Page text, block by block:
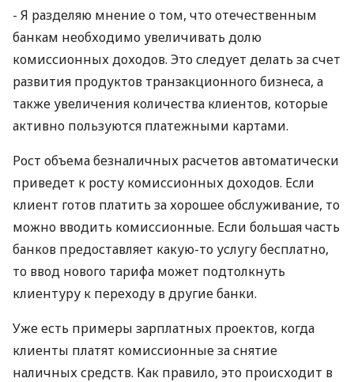
- Я разделяю мнение о том, что отечественным
банкам необходимо увеличивать долю
комиссионных доходов. Это следует делать за счет
развития продуктов транзакционного бизнеса, а
также увеличения количества клиентов, которые
активно пользуются платежными картами.
Рост объема безналичных расчетов автоматически
приведет к росту комиссионных доходов. Если
клиент готов платить за хорошее обслуживание, то
можно вводить комиссионные. Если большая часть
банков предоставляет какую-то услугу бесплатно,
то ввод нового тарифа может подтолкнуть
клиентуру к переходу в другие банки.
Уже есть примеры зарплатных проектов, когда
клиенты платят комиссионные за снятие
наличных средств. Как правило, это происходит в